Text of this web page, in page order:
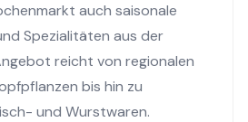
auch saisonale
Spezialitäten aus der
reicht von regionalen
bis hin zu
und Wurstwaren.